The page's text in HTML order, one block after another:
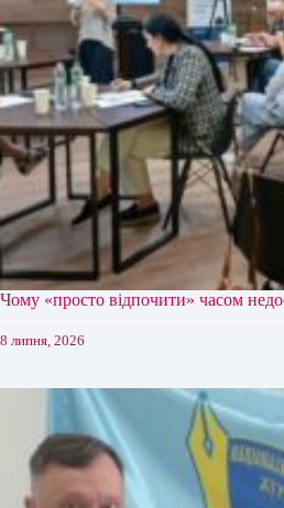
Чому «просто відпочити» часом
8 липня, 2026